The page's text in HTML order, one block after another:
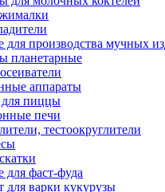
для производства мучных
планетарные
аппараты
пиццы
печи
тестоокруглители
для фаст-фуда
для варки кукурузы